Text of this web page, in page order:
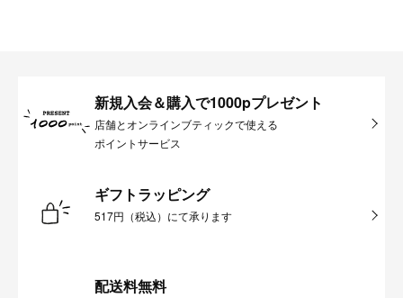
新規入会＆購入で1000pプレゼント
店舗とオンラインブティックで使える
ポイントサービス
ギフトラッピング
517円（税込）にて承ります
配送料無料